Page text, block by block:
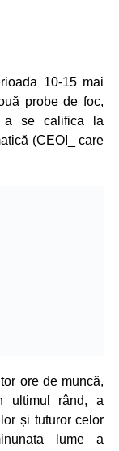
10-15 mai
probe de foc,
a se califica la
(CEOI_ care
ore de muncă,
ultimul rând, a
și tuturor celor
lume a